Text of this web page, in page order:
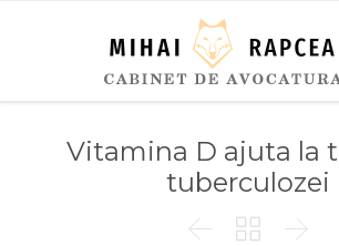
Vitamina D ajuta la
tuberculozei
  